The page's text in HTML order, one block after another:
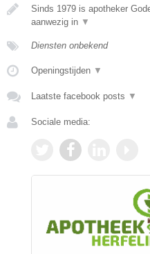
Sinds 1979 is apotheker
aanwezig in ▼
Diensten onbekend
Openingstijden ▼
Laatste facebook posts ▼
Sociale media: